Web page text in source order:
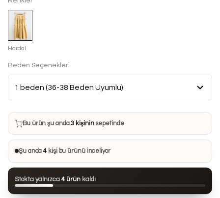
Hardal
Beden Seçenekleri
Bu ürün son 7 günde20 kezsatın alındı
Bu ürün şu anda3 kişininsepetinde
Bu ürünü 18 kişi favorilerine ekledi
Bu ürün son 24 saatte118 kezgörüntülendi
Şu anda4 kişi bu ürünü inceliyor
Stokta yalnızca 4 ürün kaldı